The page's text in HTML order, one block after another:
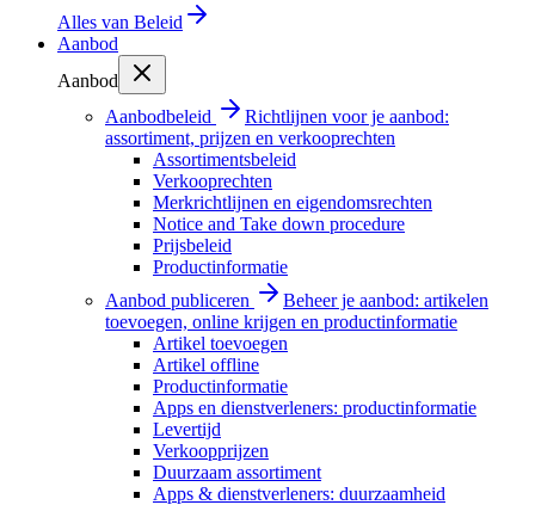
Alles van Beleid
Aanbod
Aanbod
Aanbodbeleid
Richtlijnen voor je aanbod:
assortiment, prijzen en verkooprechten
Assortimentsbeleid
Verkooprechten
Merkrichtlijnen en eigendomsrechten
Notice and Take down procedure
Prijsbeleid
Productinformatie
Aanbod publiceren
Beheer je aanbod: artikelen
toevoegen, online krijgen en productinformatie
Artikel toevoegen
Artikel offline
Productinformatie
Apps en dienstverleners: productinformatie
Levertijd
Verkoopprijzen
Duurzaam assortiment
Apps & dienstverleners: duurzaamheid